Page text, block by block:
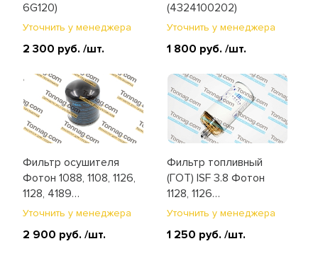
6G120)
Уточнить у менеджера
2 300 руб. /шт.
(4324100202)
Уточнить у менеджера
1 800 руб. /шт.
Фильтр осушителя
Фотон 1088, 1108, 1126,
1128, 4189
(L0356F02009A0-1)
Уточнить у менеджера
2 900 руб. /шт.
Фильтр топливный
(ГОТ) ISF 3.8 Фотон
1128, 1126
(L0110210053A0)
Уточнить у менеджера
1 250 руб. /шт.